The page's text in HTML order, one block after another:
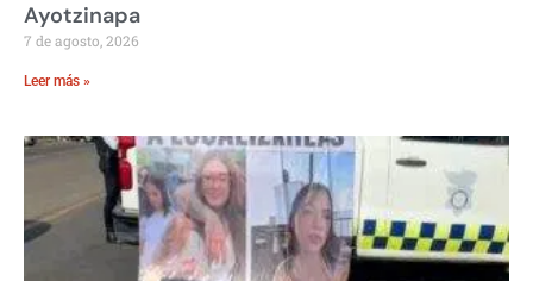
Ayotzinapa
7 de agosto, 2026
Leer más »